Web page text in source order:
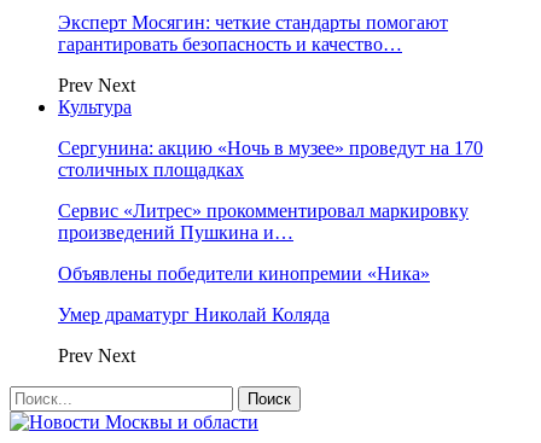
Эксперт Мосягин: четкие стандарты помогают
гарантировать безопасность и качество…
Prev Next
Культура
Сергунина: акцию «Ночь в музее» проведут на 170
столичных площадках
Сервис «Литрес» прокомментировал маркировку
произведений Пушкина и…
Объявлены победители кинопремии «Ника»
Умер драматург Николай Коляда
Prev Next